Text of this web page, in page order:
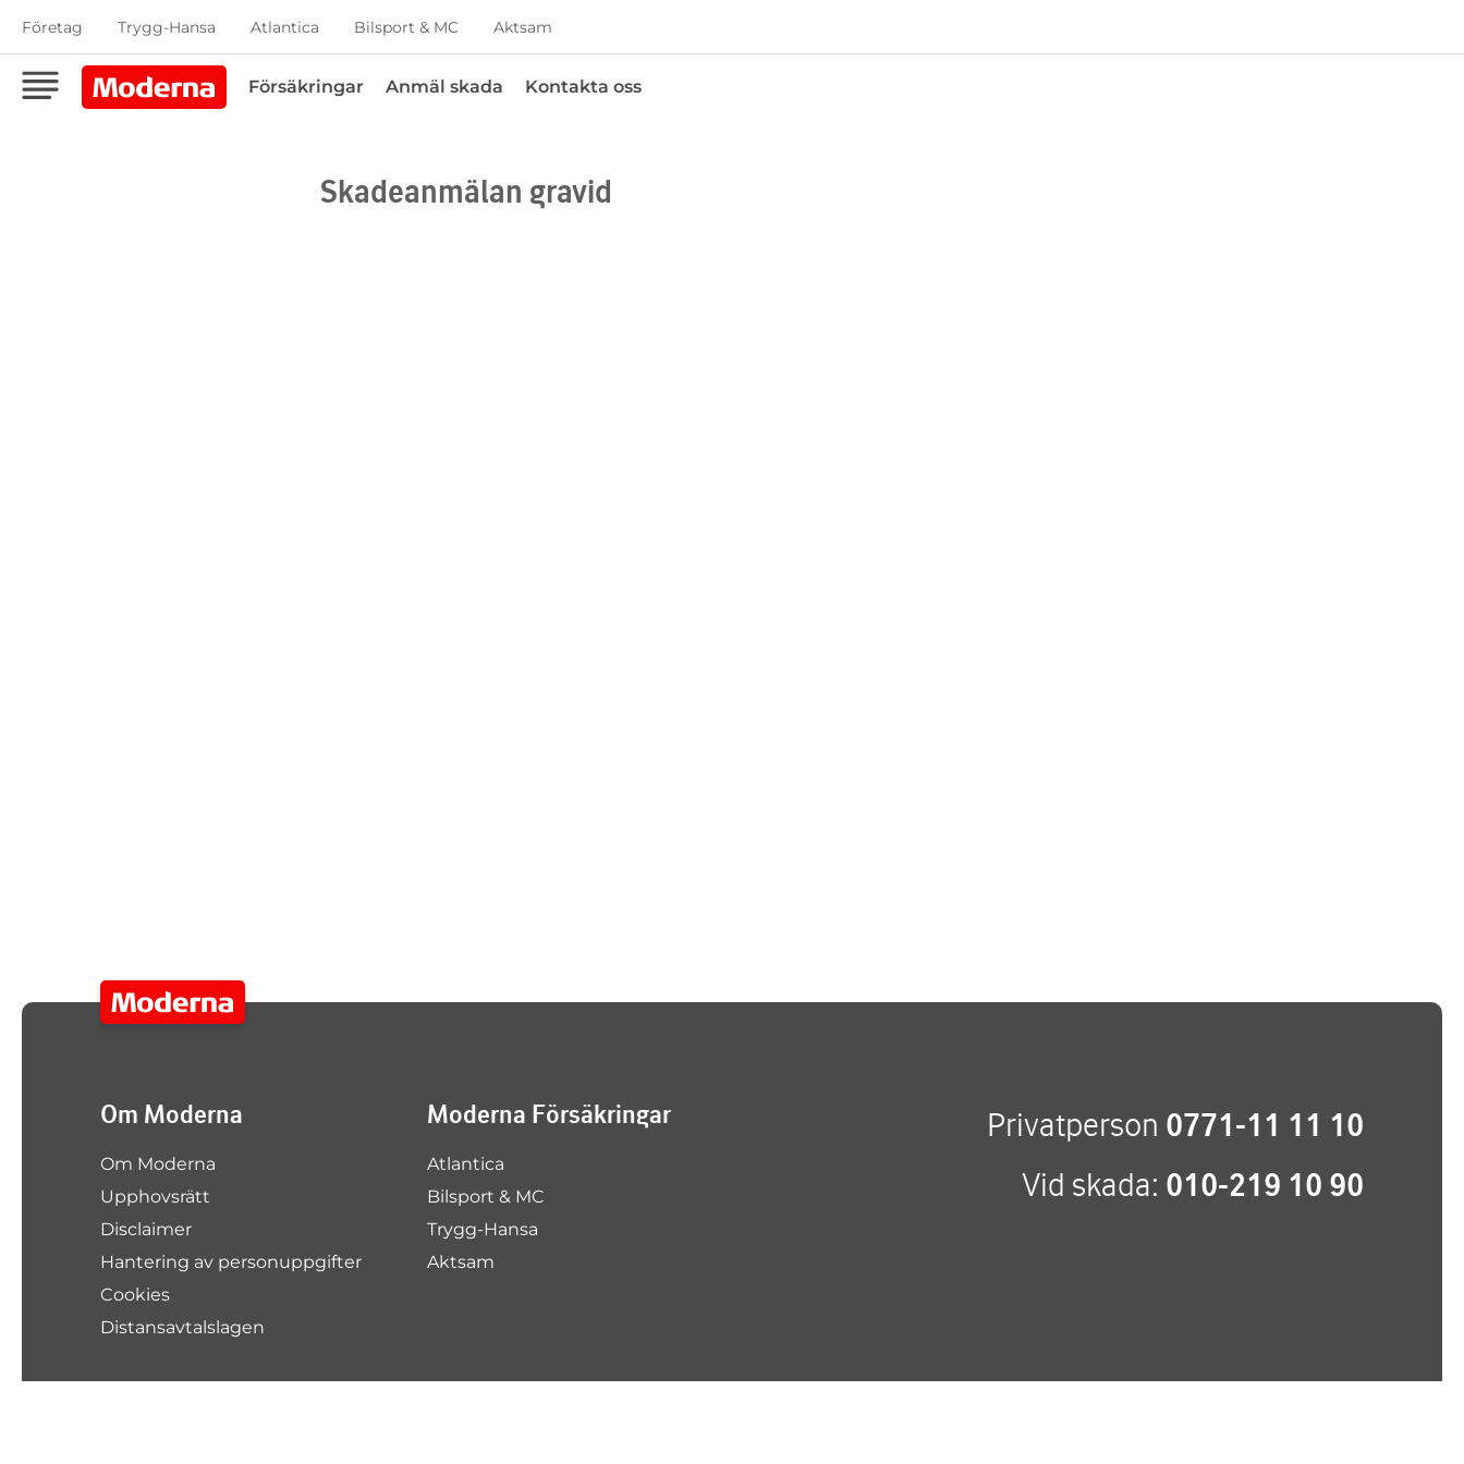
Företag Trygg-Hansa Atlantica Bilsport & MC Aktsam
Försäkringar Anmäl skada Kontakta oss
Skadeanmälan gravid
Om Moderna
Om Moderna
Upphovsrätt
Disclaimer
Hantering av personuppgifter
Cookies
Distansavtalslagen
Moderna Försäkringar
Atlantica
Bilsport & MC
Trygg-Hansa
Aktsam
Privatperson 0771-11 11 10
Vid skada: 010-219 10 90